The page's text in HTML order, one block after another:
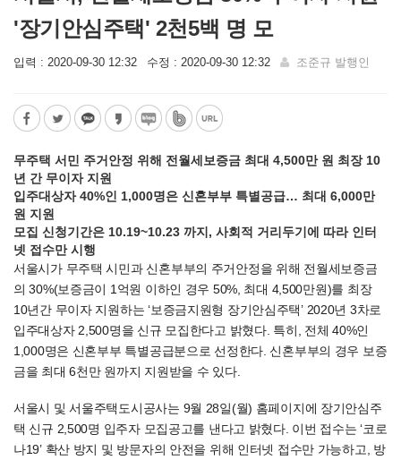
'장기안심주택' 2천5백 명 모
입력 : 2020-09-30 12:32 수정 : 2020-09-30 12:32 조준규 발행인
무주택 서민 주거안정 위해 전월세보증금 최대 4,500만 원 최장 10
년 간 무이자 지원
입주대상자 40%인 1,000명은 신혼부부 특별공급… 최대 6,000만
원 지원
모집 신청기간은 10.19~10.23 까지, 사회적 거리두기에 따라 인터
넷 접수만 시행
서울시가 무주택 시민과 신혼부부의 주거안정을 위해 전월세보증금
의 30%(보증금이 1억원 이하인 경우 50%, 최대 4,500만원)를 최장
10년간 무이자 지원하는 ‘보증금지원형 장기안심주택’ 2020년 3차로
입주대상자 2,500명을 신규 모집한다고 밝혔다. 특히, 전체 40%인
1,000명은 신혼부부 특별공급분으로 선정한다. 신혼부부의 경우 보증
금을 최대 6천만 원까지 지원받을 수 있다.
서울시 및 서울주택도시공사는 9월 28일(월) 홈페이지에 장기안심주
택 신규 2,500명 입주자 모집공고를 낸다고 밝혔다. 이번 접수는 ‘코로
나19’ 확산 방지 및 방문자의 안전을 위해 인터넷 접수만 가능하고, 방